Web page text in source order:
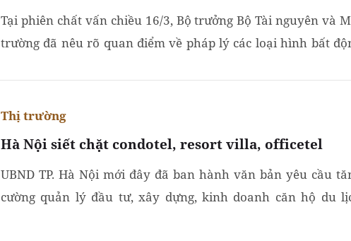
Tại phiên chất vấn chiều 16/3, Bộ trưởng Bộ Tài nguyên và
trường đã nêu rõ quan điểm về pháp lý các loại hình bất
Hà Nội siết chặt condotel, resort villa, officetel
Thị trường
UBND TP. Hà Nội mới đây đã ban hành văn bản yêu cầu
cường quản lý đầu tư, xây dựng, kinh doanh căn hộ du